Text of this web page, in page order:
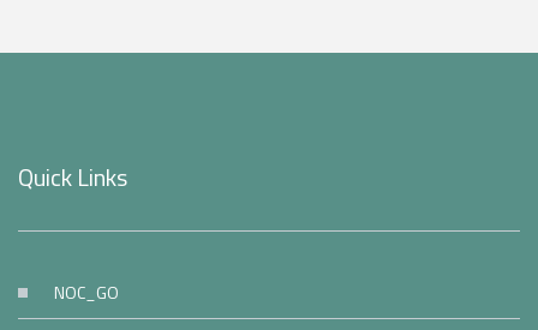
Quick Links
NOC_GO